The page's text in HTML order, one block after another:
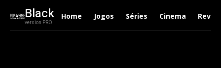
Black
version PRO
Home Jogos Séries Cinema